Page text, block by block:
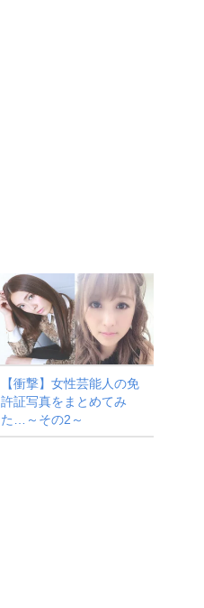
【衝撃】女性芸能人の免
許証写真をまとめてみ
た…～その2～